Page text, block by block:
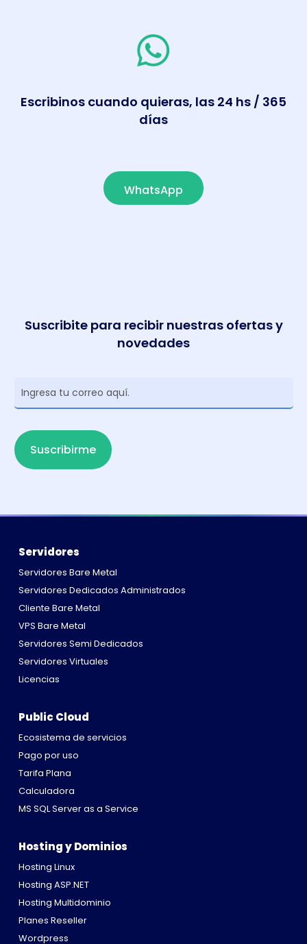
Escribinos cuando quieras, las 24 hs / 365
días
WhatsApp
Suscribite para recibir nuestras ofertas y
novedades
Suscribirme
Servidores
Servidores Bare Metal
Servidores Dedicados Administrados
Cliente Bare Metal
VPS Bare Metal
Servidores Semi Dedicados
Servidores Virtuales
Licencias
Public Cloud
Ecosistema de servicios
Pago por uso
Tarifa Plana
Calculadora
MS SQL Server as a Service
Hosting y Dominios
Hosting Linux
Hosting ASP.NET
Hosting Multidominio
Planes Reseller
Wordpress